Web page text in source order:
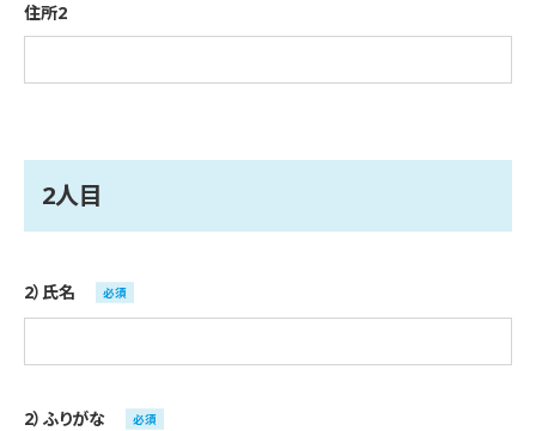
住所2
2人目
2）氏名 必須
2）ふりがな 必須